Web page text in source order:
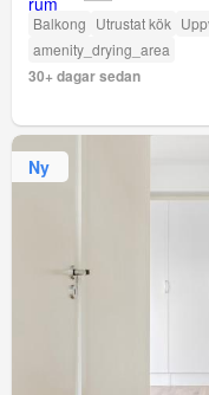
Balkong Utrustat kök
amenity_drying_area
30+ dagar sedan
Ny